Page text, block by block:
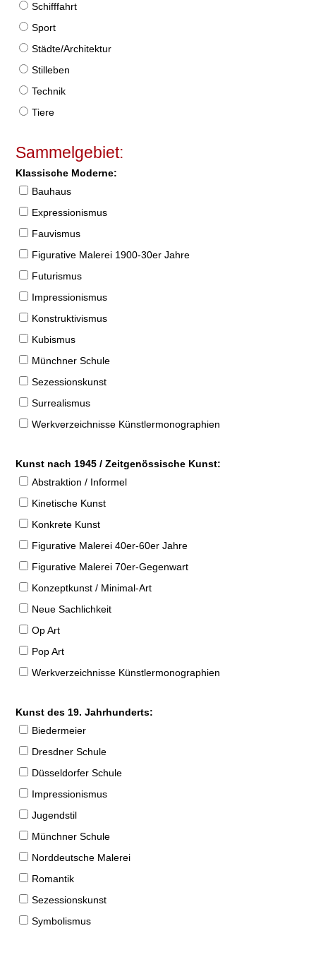
Schifffahrt
Sport
Städte/Architektur
Stilleben
Technik
Tiere
Sammelgebiet:
Klassische Moderne:
Bauhaus
Expressionismus
Fauvismus
Figurative Malerei 1900-30er Jahre
Futurismus
Impressionismus
Konstruktivismus
Kubismus
Münchner Schule
Sezessionskunst
Surrealismus
Werkverzeichnisse Künstlermonographien
Kunst nach 1945 / Zeitgenössische Kunst:
Abstraktion / Informel
Kinetische Kunst
Konkrete Kunst
Figurative Malerei 40er-60er Jahre
Figurative Malerei 70er-Gegenwart
Konzeptkunst / Minimal-Art
Neue Sachlichkeit
Op Art
Pop Art
Werkverzeichnisse Künstlermonographien
Kunst des 19. Jahrhunderts:
Biedermeier
Dresdner Schule
Düsseldorfer Schule
Impressionismus
Jugendstil
Münchner Schule
Norddeutsche Malerei
Romantik
Sezessionskunst
Symbolismus